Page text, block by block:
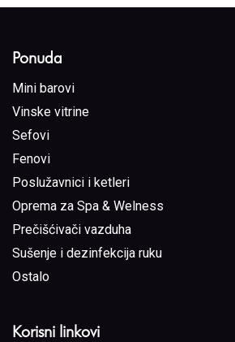
Ponuda
Mini barovi
Vinske vitrine
Sefovi
Fenovi
Poslužavnici i ketleri
Oprema za Spa & Welness
Prečišćivači vazduha
Sušenje i dezinfekcija ruku
Ostalo
Korisni linkovi